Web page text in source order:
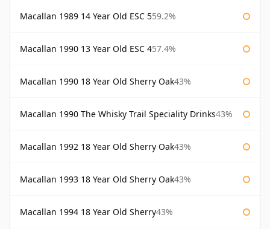
Macallan 1989 14 Year Old ESC 559.2%
Macallan 1990 13 Year Old ESC 457.4%
Macallan 1990 18 Year Old Sherry Oak43%
Macallan 1990 The Whisky Trail Speciality Drinks43%
Macallan 1992 18 Year Old Sherry Oak43%
Macallan 1993 18 Year Old Sherry Oak43%
Macallan 1994 18 Year Old Sherry43%